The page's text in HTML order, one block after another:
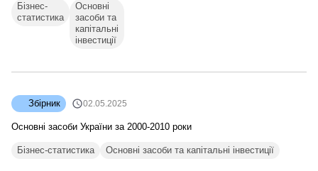
Бізнес-
статистика
Основні
засоби та
капітальні
інвестиції
Збірник 02.05.2025
Основні засоби України за 2000-2010 роки
Бізнес-статистика Основні засоби та капітальні інвестиції